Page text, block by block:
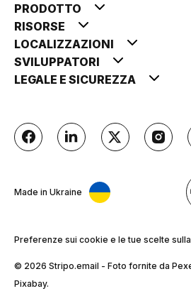
PRODOTTO
RISORSE
LOCALIZZAZIONI
SVILUPPATORI
LEGALE E SICUREZZA
Made in Ukraine
Preferenze sui cookie e le tue scelte
© 2026 Stripо.email - Foto fornite da
Pixabay.